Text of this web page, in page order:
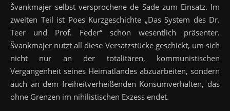
Švankmajer selbst versprochene de Sade zum Einsatz. Im
zweiten Teil ist Poes Kurzgeschichte „Das System des Dr.
Teer und Prof. Feder“ schon wesentlich präsenter.
Švankmajer nutzt all diese Versatzstücke geschickt, um sich
nicht nur an der totalitären, kommunistischen
Vergangenheit seines Heimatlandes abzuarbeiten, sondern
auch an dem freiheitverheißenden Konsumverhalten, das
ohne Grenzen im nihilistischen Exzess endet.